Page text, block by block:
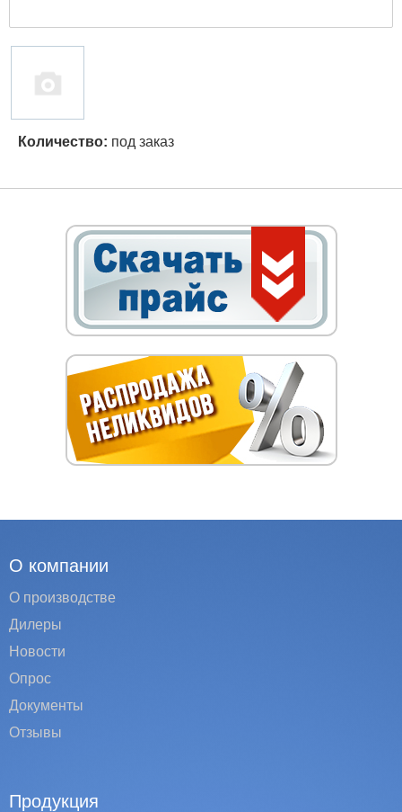
Количество: под заказ
О компании
О производстве
Дилеры
Новости
Опрос
Документы
Отзывы
Продукция